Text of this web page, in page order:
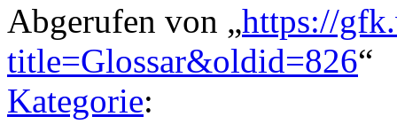
Abgerufen von „https://
title=Glossar&oldid=826“
Kategorie: